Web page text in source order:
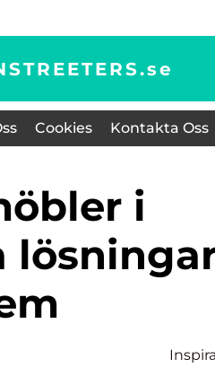
se
Cookies Kontakta Oss